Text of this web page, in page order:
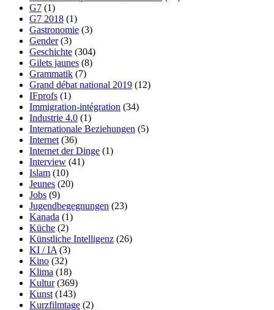
G7 (1)
G7 2018 (1)
Gastronomie (3)
Gender(3)
Geschichte (304)
Gilets jaunes (8)
Grammatik (7)
Grand débat national 2019 (12)
IFprofs (1)
Immigration-intégration (34)
Industrie 4.0 (1)
Internationale Beziehungen (5)
Internet (36)
Internet der Dinge (1)
Interview (41)
Islam (10)
Jeunes (20)
Jobs (9)
Jugendbegegnungen (23)
Kanada (1)
Küche (2)
Künstliche Intelligenz (26)
KI / IA (3)
Kino (32)
Klima (18)
Kultur(369)
Kunst (143)
Kurzfilmtage (2)